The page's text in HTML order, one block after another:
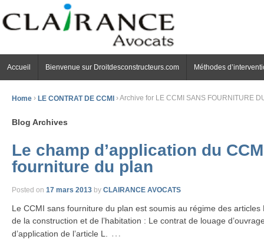
Accueil Bienvenue sur Droitdesconstructeurs.com Méthodes
Home › LE CONTRAT DE CCMI ›Archive for LE CCMI SANS FOURNITURE
Blog Archives
Le champ d’application du
fourniture du plan
Posted on 17 mars 2013 by CLAIRANCE AVOCATS
Le CCMI sans fourniture du plan est soumis au régime des
de la construction et de l’habitation : Le contrat de louage
d’application de l’article L.
…